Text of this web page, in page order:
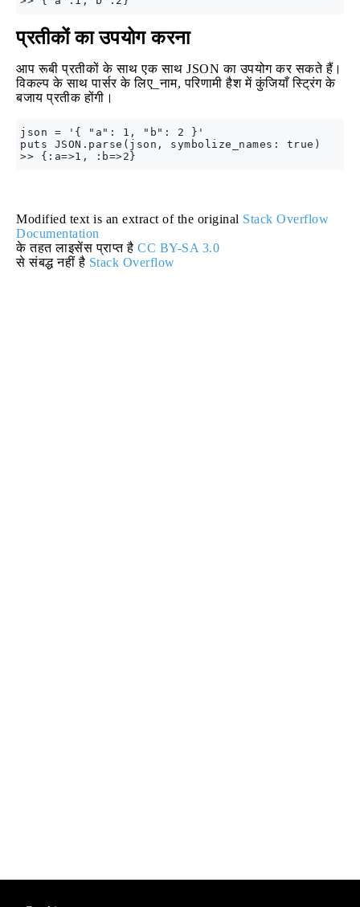
प्रतीकों का उपयोग करना
आप रूबी प्रतीकों के साथ एक साथ JSON का उपयोग कर सकते हैं।
विकल्प के साथ पार्सर के लिए_नाम, परिणामी हैश में कुंजियाँ स्ट्रिंग के
बजाय प्रतीक होंगी।
json = '{ "a": 1, "b": 2 }'
puts JSON.parse(json, symbolize_names: true)
Modified text is an extract of the original Stack Overflow
Documentation
के तहत लाइसेंस प्राप्त है CC BY-SA 3.0
से संबद्ध नहीं है Stack Overflow